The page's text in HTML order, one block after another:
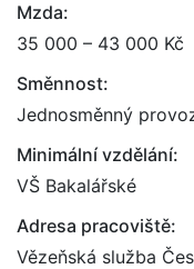
Mzda:
35 000 – 43 000 Kč
Směnnost:
Jednosměnný
Minimální vzdělání:
VŠ Bakalářské
Adresa pracoviště:
Vězeňská služba